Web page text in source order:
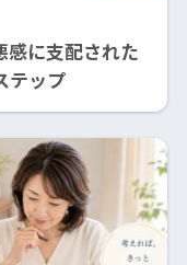
感に支配された
テップ